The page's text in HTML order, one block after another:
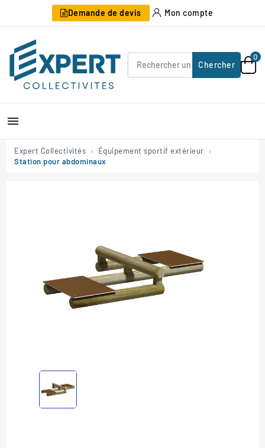
Demande de devis Mon compte
Chercher
0

Expert Collectivités
Équipement sportif extérieur
Station pour abdominaux